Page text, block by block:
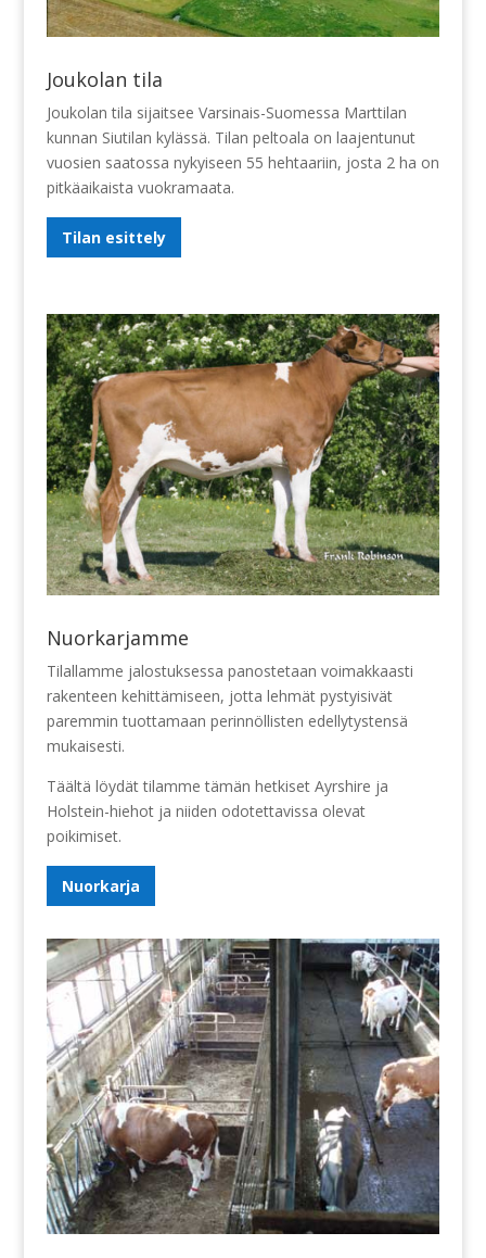
Joukolan tila
Joukolan tila sijaitsee Varsinais-Suomessa Marttilan
kunnan Siutilan kylässä. Tilan peltoala on laajentunut
vuosien saatossa nykyiseen 55 hehtaariin, josta 2 ha on
pitkäaikaista vuokramaata.
Tilan esittely
Nuorkarjamme
Tilallamme jalostuksessa panostetaan voimakkaasti
rakenteen kehittämiseen, jotta lehmät pystyisivät
paremmin tuottamaan perinnöllisten edellytystensä
mukaisesti.
Täältä löydät tilamme tämän hetkiset Ayrshire ja
Holstein-hiehot ja niiden odotettavissa olevat
poikimiset.
Nuorkarja